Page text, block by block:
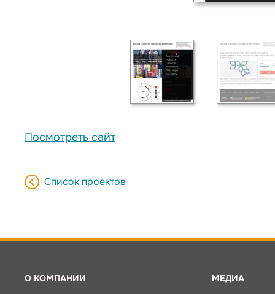
Посмотреть сайт
Список проектов
О КОМПАНИИ
МЕДИА